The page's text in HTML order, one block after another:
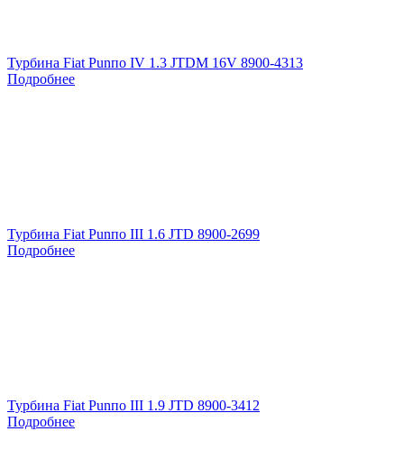
Турбина Fiat Punпо IV 1.3 JTDM 16V 8900-4313
Подробнее
Турбина Fiat Punпо III 1.6 JTD 8900-2699
Подробнее
Турбина Fiat Punпо III 1.9 JTD 8900-3412
Подробнее